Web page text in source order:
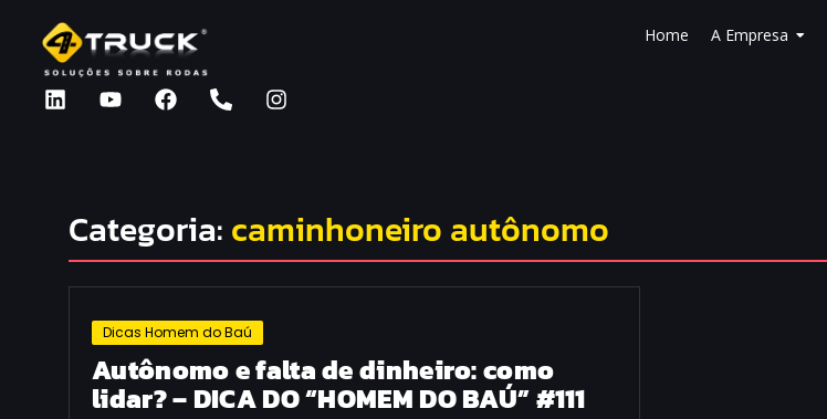
Home A Empresa
Categoria: caminhoneiro autônomo
Dicas Homem do Baú
Autônomo e falta de dinheiro: como
lidar? – DICA DO “HOMEM DO BAÚ” #111